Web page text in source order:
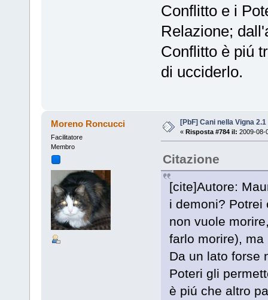
Conflitto e i
Relazione;
Conflitto è piú
di ucciderlo.
Moreno Roncucci
Facilitatore
Membro
[PbF] Cani nella Vigna 2.1
« Risposta #784 il: 2009-08-
Citazione
[cite]Autore:
i demoni? Potrei
non vuole
farlo morire),
Da un lato forse
Poteri gli
è piú che altro